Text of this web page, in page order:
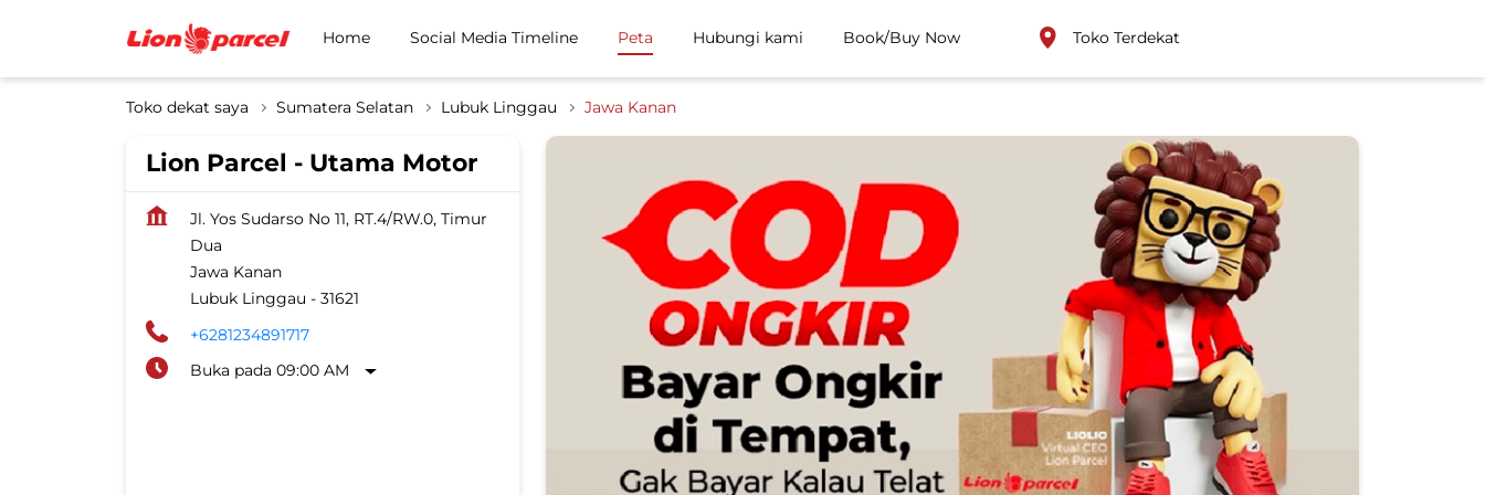
Home Social Media Timeline Peta Hubungi kami Book/Buy Now Toko Terdekat
Toko dekat saya Sumatera Selatan Lubuk Linggau Jawa Kanan
Lion Parcel - Utama Motor
Jl. Yos Sudarso No 11, RT.4/RW.0, Timur
Dua
Jawa Kanan
Lubuk Linggau - 31621
+6281234891717
Buka pada 09:00 AM